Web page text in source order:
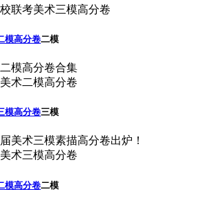
模高分卷二模
模高分卷合集
模高分卷三模
届美术三模素描高分卷出炉！
模高分卷二模